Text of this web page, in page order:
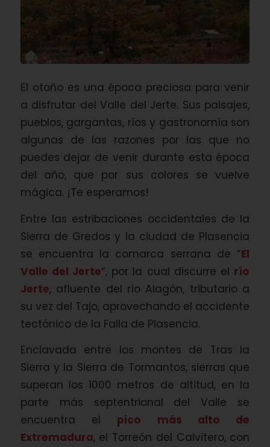
El otoño es una época preciosa para venir
a disfrutar del Valle del Jerte. Sus paisajes,
pueblos, gargantas, ríos y gastronomía son
algunas de las razones por las que no
puedes dejar de venir durante esta época
del año, que por sus colores se vuelve
mágica. ¡Te esperamos!
Entre las estribaciones occidentales de la
Sierra de Gredos y la ciudad de Plasencia
se encuentra la comarca serrana de “El
Valle del Jerte“, por la cual discurre el río
Jerte, afluente del río Alagón, tributario a
su vez del Tajo, aprovechando el accidente
tectónico de la Falla de Plasencia.
Enclavada entre los montes de Tras la
Sierra y la Sierra de Tormantos, sierras que
superan los 1000 metros de altitud, en la
parte más septentrional del Valle se
encuentra el pico más alto de
Extremadura, el Torreón del Calvitero, con